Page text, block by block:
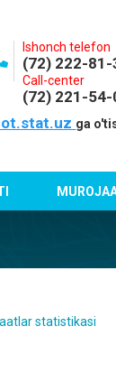
Ishonch telefon
(72) 222-81-
Call-center
(72) 221-54-
ga
statistikasi